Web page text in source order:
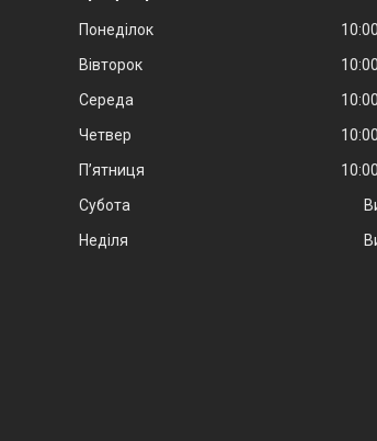
Понеділок 10:00
Вівторок
10:00
Середа
10:00
Четвер
10:00
Пʼятниця
10:00
Субота
Неділя